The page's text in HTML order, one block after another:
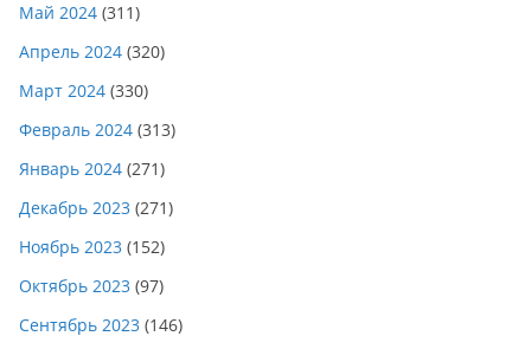
Май 2024 (311)
Апрель 2024 (320)
Март 2024 (330)
Февраль 2024 (313)
Январь 2024 (271)
Декабрь 2023 (271)
Ноябрь 2023 (152)
Октябрь 2023 (97)
Сентябрь 2023 (146)